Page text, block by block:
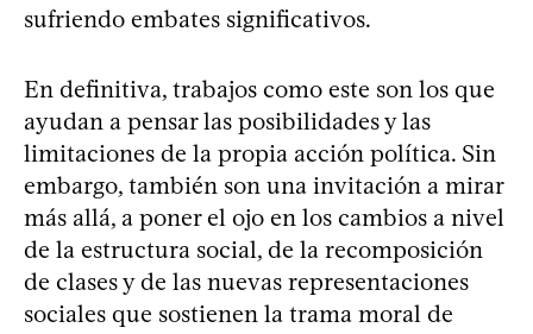
sufriendo embates significativos.
En definitiva, trabajos como este son los que
ayudan a pensar las posibilidades y las
limitaciones de la propia acción política. Sin
embargo, también son una invitación a mirar
más allá, a poner el ojo en los cambios a nivel
de la estructura social, de la recomposición
de clases y de las nuevas representaciones
sociales que sostienen la trama moral de